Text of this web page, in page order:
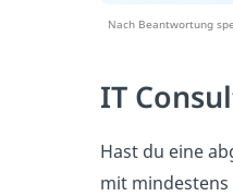
Nach Beantwortung
IT
Hast du eine
mit mindestens